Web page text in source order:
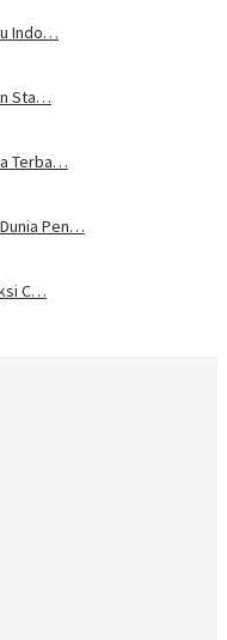
Indo…
Sta…
Terba…
Pen…
C…